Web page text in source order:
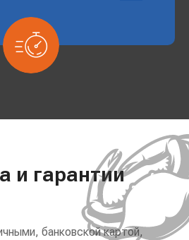
и гарантии
банковской картой,